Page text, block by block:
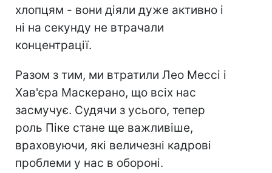
хлопцям - вони діяли дуже активно і
ні на секунду не втрачали
концентрації.
Разом з тим, ми втратили Лео Мессі і
Хав'єра Маскерано, що всіх нас
засмучує. Судячи з усього, тепер
роль Піке стане ще важливіше,
враховуючи, які величезні кадрові
проблеми у нас в обороні.